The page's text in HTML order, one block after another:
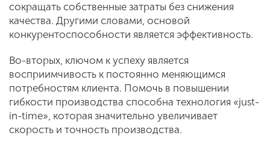
сокращать собственные затраты без снижения
качества. Другими словами, основой
конкурентоспособности является эффективность.
Во-вторых, ключом к успеху является
восприимчивость к постоянно меняющимся
потребностям клиента. Помочь в повышении
гибкости производства способна технология «just-
in-time», которая значительно увеличивает
скорость и точность производства.